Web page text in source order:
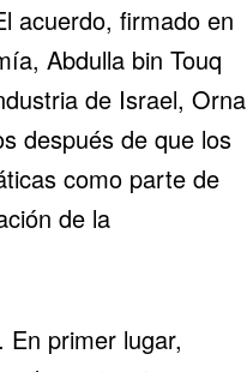
acuerdo, firmado en
Abdulla bin Touq
de Israel, Orna
después de que los
como parte de
de la
primer lugar,